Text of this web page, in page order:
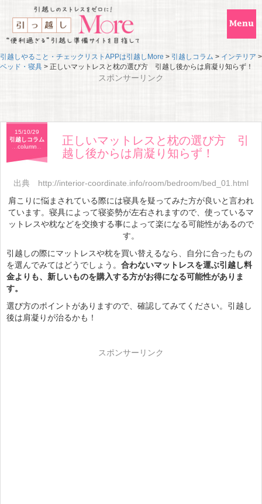
引越しやること・チェックリストAPPは引越しMore > 引越しコラム > インテリア >
ベッド・寝具 > 正しいマットレスと枕の選び方 引越し後からは肩凝り知らず！
スポンサーリンク
15/10/29
引越しコラム
column
正しいマットレスと枕の選び方 引
越し後からは肩凝り知らず！
出典 http://interior-coordinate.info/room/bedroom/bed_01.html
肩こりに悩まされている際には寝具を疑ってみた方が良いと言われ
ています。寝具によって寝姿勢が左右されますので、使っているマ
ットレスや枕などを交換する事によって楽になる可能性があるので
す。
引越しの際にマットレスや枕を買い替えるなら、自分に合ったもの
を選んでみてはどうでしょう。 合わないマットレスを運ぶ引越し料
金よりも、新しいものを購入する方がお得になる可能性がありま
す。
選び方のポイントがありますので、確認してみてください。引越し
後は肩凝りが治るかも！
スポンサーリンク